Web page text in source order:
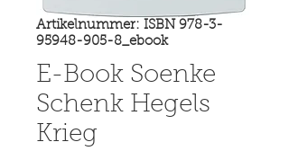
Artikelnummer: ISBN 978-3-
95948-905-8_ebook
E-Book Soenke
Schenk Hegels
Krieg